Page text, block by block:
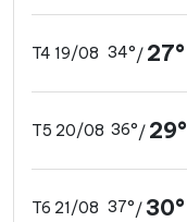
T4 19/08 34°/ 27°
T5 20/08 36°/ 29°
T6 21/08 37°/30°